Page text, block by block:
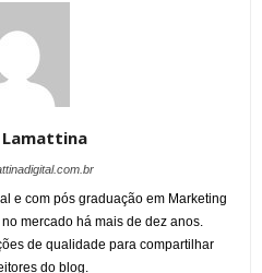
Lamattina
e com pós graduação em Marketing
mercado há mais de dez anos.
de qualidade para compartilhar
do blog.